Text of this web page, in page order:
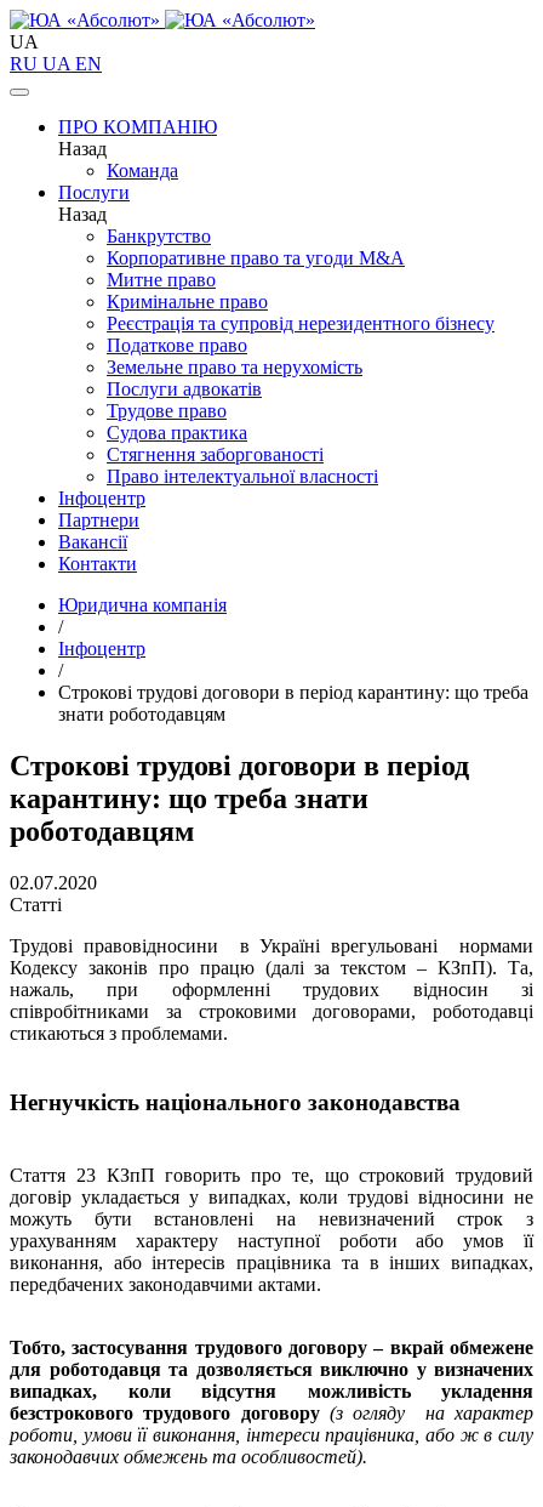
UA
RU UA EN
ПРО КОМПАНІЮ
Назад
Команда
Послуги
Назад
Банкрутство
Корпоративне право та угоди M&A
Митне право
Кримінальне право
Реєстрація та супровід нерезидентного бізнесу
Податкове право
Земельне право та нерухомість
Послуги адвокатів
Трудове право
Судова практика
Стягнення заборгованості
Право інтелектуальної власності
Інфоцентр
Партнери
Вакансії
Контакти
Юридична компанія
/
Інфоцентр
/
Строкові трудові договори в період карантину: що треба
знати роботодавцям
Строкові трудові договори в період
карантину: що треба знати
роботодавцям
02.07.2020
Статті
Трудові правовідносини в Україні врегульовані нормами
Кодексу законів про працю (далі за текстом – КЗпП). Та,
нажаль, при оформленні трудових відносин зі
співробітниками за строковими договорами, роботодавці
стикаються з проблемами.
Негнучкість національного законодавства
Стаття 23 КЗпП говорить про те, що строковий трудовий
договір укладається у випадках, коли трудові відносини не
можуть бути встановлені на невизначений строк з
урахуванням характеру наступної роботи або умов її
виконання, або інтересів працівника та в інших випадках,
передбачених законодавчими актами.
Тобто, застосування трудового договору – вкрай обмежене
для роботодавця та дозволяється виключно у визначених
випадках, коли відсутня можливість укладення
безстрокового трудового договору (з огляду на характер
роботи, умови її виконання, інтереси працівника, або ж в силу
законодавчих обмежень та особливостей).